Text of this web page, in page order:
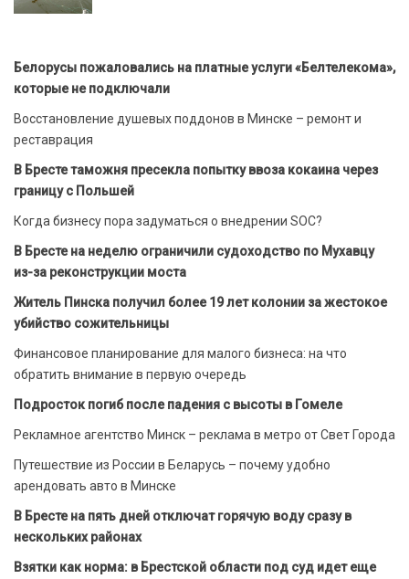
Белорусы пожаловались на платные услуги «Белтелекома»,
которые не подключали
Восстановление душевых поддонов в Минске – ремонт и
реставрация
В Бресте таможня пресекла попытку ввоза кокаина через
границу с Польшей
Когда бизнесу пора задуматься о внедрении SOC?
В Бресте на неделю ограничили судоходство по Мухавцу
из-за реконструкции моста
Житель Пинска получил более 19 лет колонии за жестокое
убийство сожительницы
Финансовое планирование для малого бизнеса: на что
обратить внимание в первую очередь
Подросток погиб после падения с высоты в Гомеле
Рекламное агентство Минск – реклама в метро от Свет Города
Путешествие из России в Беларусь – почему удобно
арендовать авто в Минске
В Бресте на пять дней отключат горячую воду сразу в
нескольких районах
Взятки как норма: в Брестской области под суд идет еще